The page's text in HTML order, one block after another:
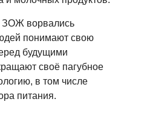
ЗОЖ ворвались
понимают свою
будущими
своё пагубное
в том числе
питания.